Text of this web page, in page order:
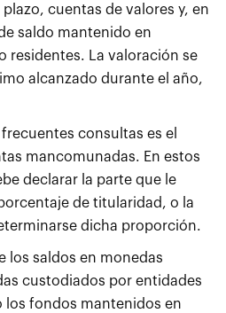
cuentas de valores y, en
saldo mantenido en
residentes. La valoración se
alcanzado durante el año,
consultas es el
mancomunadas. En estos
declarar la parte que le
de titularidad, o la
dicha proporción.
los saldos en monedas
custodiados por entidades
los fondos mantenidos en